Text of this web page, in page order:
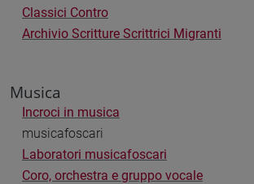
Classici Contro
Archivio Scritture Scrittrici Migranti
Musica
Incroci in musica
musicafoscari
Laboratori musicafoscari
Coro, orchestra e gruppo vocale